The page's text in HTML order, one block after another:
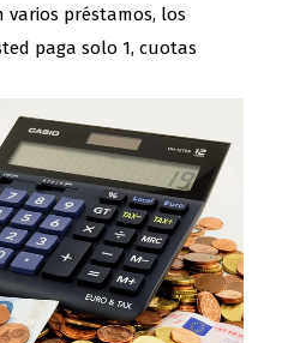
préstamos, los
paga solo 1, cuotas